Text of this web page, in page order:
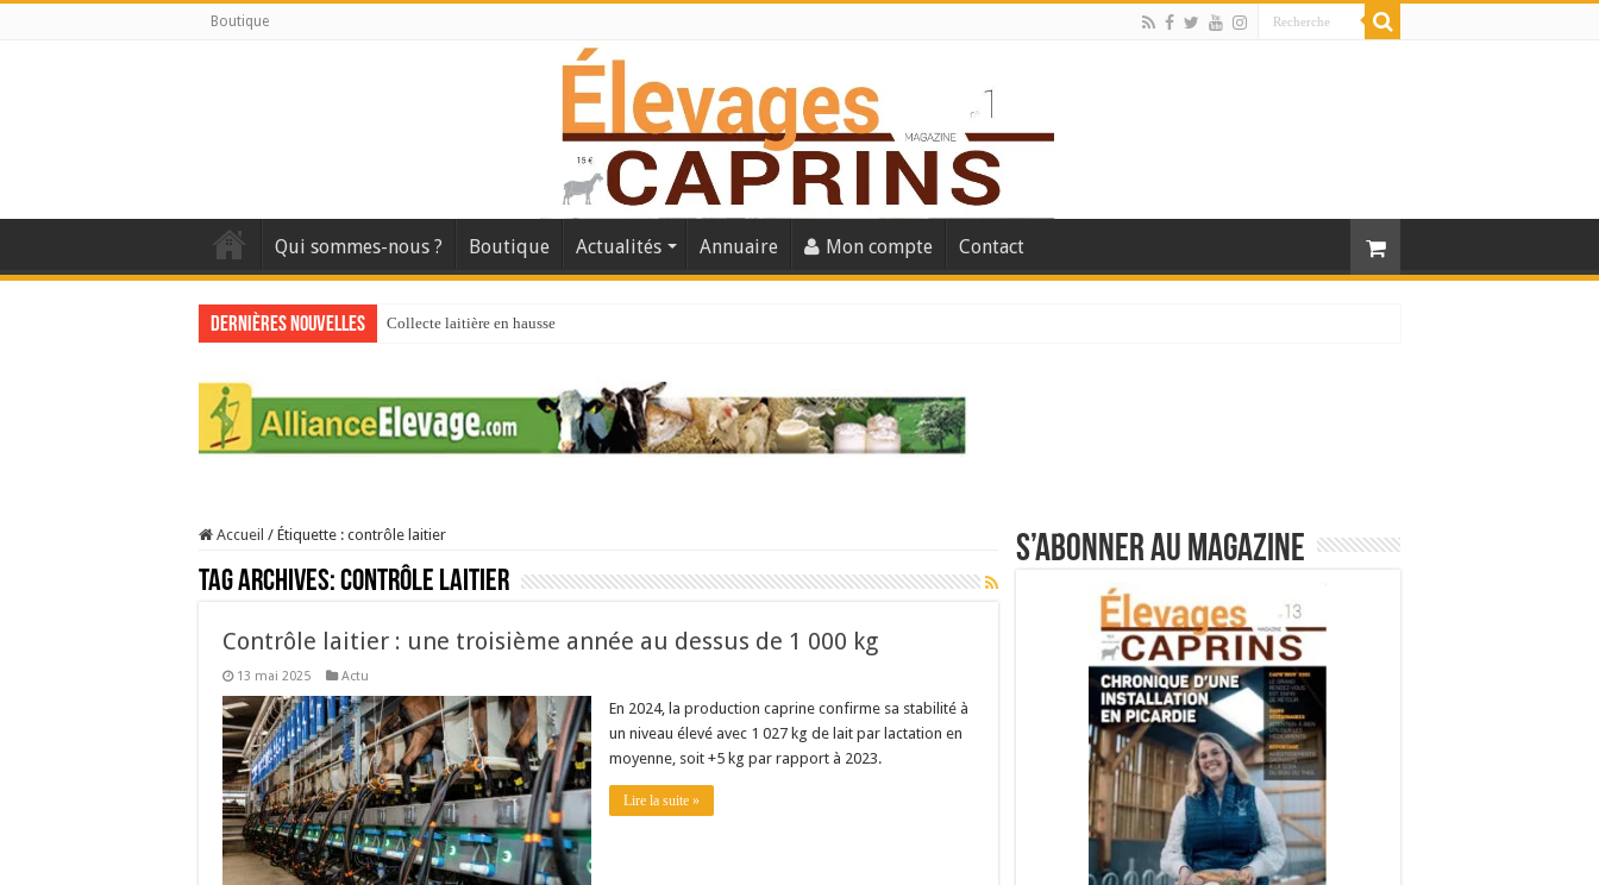
Boutique
Qui sommes-nous ? Boutique Actualités Annuaire Mon compte Contact
Dernières nouvelles Collecte laitière en hausse
40 ans du Space : une présentation caprine quotidienne
Les chèvres et le stress thermique
Accueil / Étiquette : contrôle laitier
Tag Archives:contrôle laitier
Contrôle laitier : une troisième année au dessus de 1 000 kg
13 mai 2025 Actu
En 2024, la production caprine confirme sa stabilité à
un niveau élevé avec 1 027 kg de lait par lactation en
moyenne, soit +5 kg par rapport à 2023.
Lire la suite »
S’abonner au magazine